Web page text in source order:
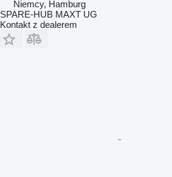
Niemcy, Hamburg
SPARE-HUB MAXT UG
Kontakt z dealerem